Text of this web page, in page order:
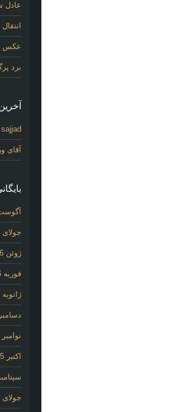
عادل
عکس
برد
sajjad
آقای
آگوست
جولای 2026
ژوئن 2026
فوریه 2026
ژانویه 2026
دسامبر
نوامبر 2025
اکتبر 2025
سپتامبر
جولای 2020